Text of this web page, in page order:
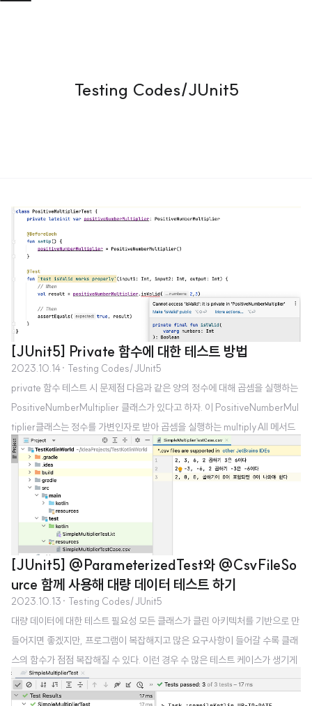
Testing Codes/JUnit5
[JUnit5] Private 함수에 대한 테스트 방법
2023.10.14· Testing Codes/JUnit5
private 함수 테스트 시 문제점 다음과 같은 양의 정수에 대해 곱셈을 실행하는
PositiveNumberMultiplier 클래스가 있다고 하자. 이 PositiveNumberMul
tiplier클래스는 정수를 가변인자로 받아 곱셈을 실행하는 multiplyAll 메서드
를 가지고 있으며, multiplyAll메서드는 내부에서 가변인자로 들어온 모든 값이
양수인지 확인하는 isValid 함수를 가진다. class PositiveNumberMultiplie
r() { fun multiplyAll(vararg numbers: Int): Int { if (isValid(*numbers))
{ throw IllegalArgumentException("인자는 양수여야 합니다") } return nu
mbers.fo..
[JUnit5] @ParameterizedTest와 @CsvFileSo
urce 함께 사용해 대량 데이터 테스트 하기
2023.10.13 · Testing Codes/JUnit5
대량 데이터에 대한 테스트 필요성 모든 클래스가 클린 아키텍처를 기반으로 만
들어지면 좋겠지만, 프로그램이 복잡해지고 많은 요구사항이 들어갈 수록 클래
스의 함수가 점점 복잡해질 수 있다. 이런 경우 수 많은 테스트 케이스가 생기게
되는데, 이런 테스트를 위해 @ParameterizedTest와 @CsvFileSource를
함께 사용해 테스트를 진행할 수 있다. csv파일 준비하기 테스트를 위한 csv파